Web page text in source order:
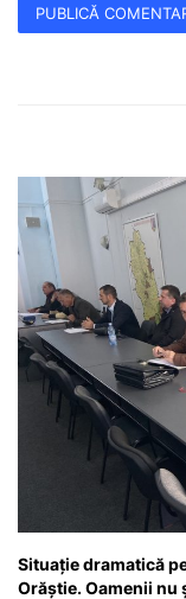
Situație dramatică
Orăștie. Oamenii